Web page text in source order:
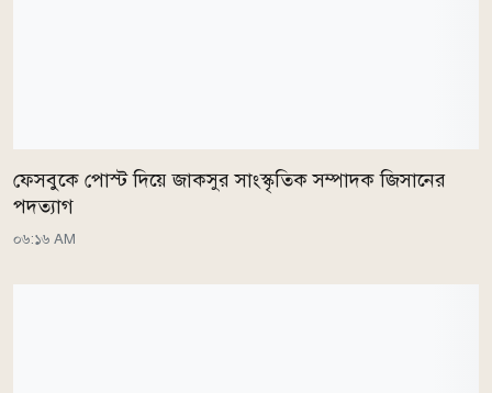
ফেসবুকে পোস্ট দিয়ে জাকসুর সাংস্কৃতিক সম্পাদক জিসানের
পদত্যাগ
০৬:১৬ AM